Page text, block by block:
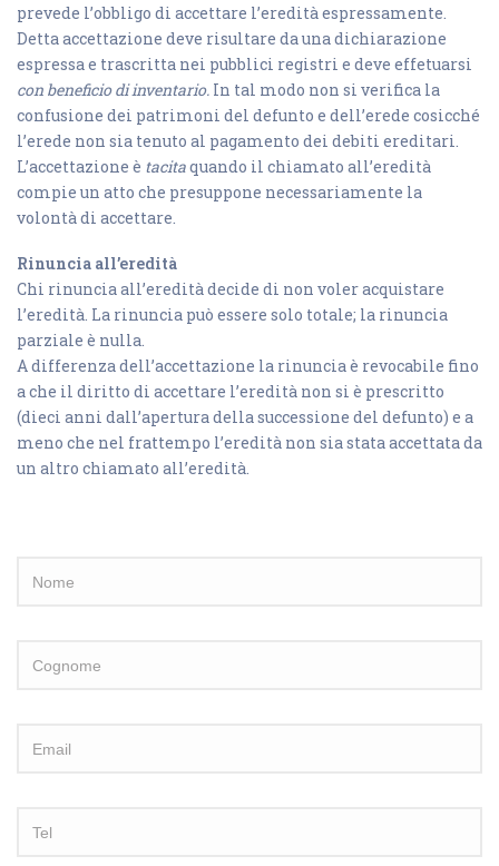
prevede l’obbligo di accettare l’eredità espressamente.
Detta accettazione deve risultare da una dichiarazione
espressa e trascritta nei pubblici registri e deve effetuarsi
con beneficio di inventario. In tal modo non si verifica la
confusione dei patrimoni del defunto e dell’erede cosicché
l’erede non sia tenuto al pagamento dei debiti ereditari.
L’accettazione è tacitaquando il chiamato all’eredità
compie un atto che presuppone necessariamente la
volontà di accettare.
Rinuncia all’eredità
Chi rinuncia all’eredità decide di non voler acquistare
l’eredità. La rinuncia può essere solo totale; la rinuncia
parziale è nulla.
A differenza dell’accettazione la rinuncia è revocabile fino
a che il diritto di accettare l’eredità non si è prescritto
(dieci anni dall’apertura della successione del defunto) e a
meno che nel frattempo l’eredità non sia stata accettata da
un altro chiamato all’eredità.